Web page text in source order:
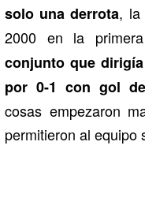
solo una derrota, la
2000 en la
conjunto que
por 0-1 con gol
cosas empezaron
permitieron al equipo